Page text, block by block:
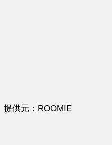
提供元：ROOMIE